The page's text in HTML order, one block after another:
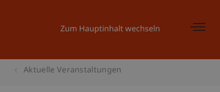
Zum Hauptinhalt wechseln
Aktuelle Veranstaltungen